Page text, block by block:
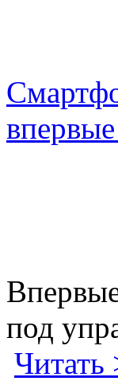
под
Читать